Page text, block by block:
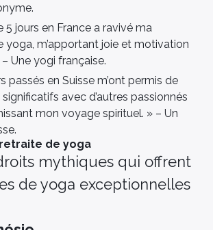
5 jours en France a ravivé ma
yoga, m’apportant joie et motivation
Une yogi française.
passés en Suisse m’ont permis de
avec d’autres passionnés
mon voyage spirituel. » – Un
de yoga
mythiques qui offrent
de yoga exceptionnelles